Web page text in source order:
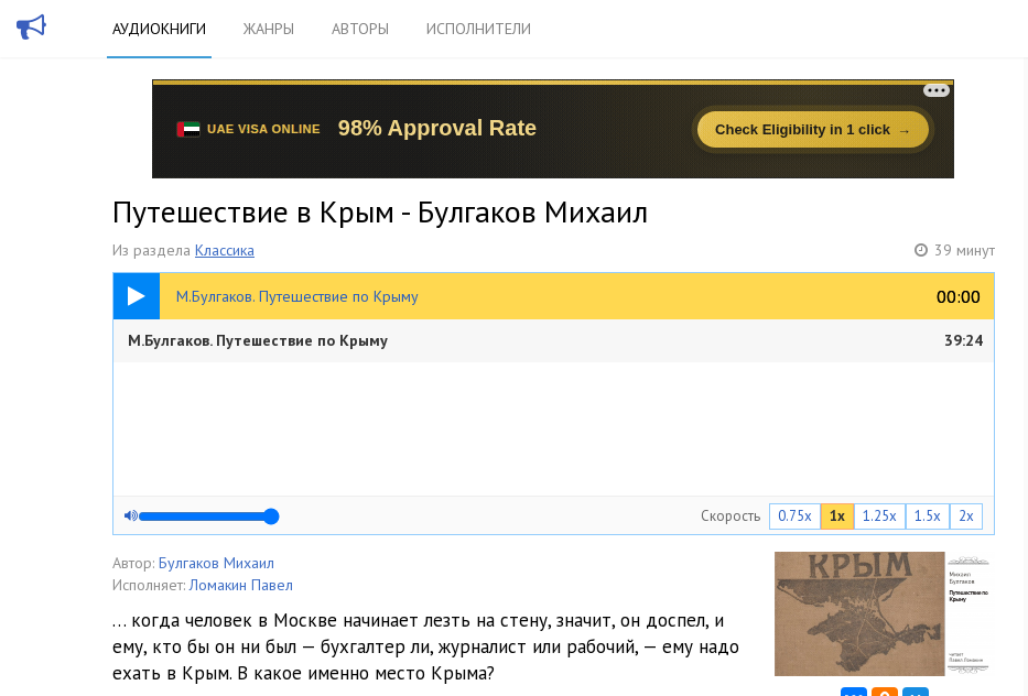
АУДИОКНИГИ ЖАНРЫ АВТОРЫ ИСПОЛНИТЕЛИ
Путешествие в Крым - Булгаков Михаил
Из раздела Классика 39 минут
М.Булгаков. Путешествие по Крыму 00:00
00:00
39:24
М.Булгаков. Путешествие по Крыму 39:24
Скорость 0.75x 1x 1.25x 1.5x 2x
Автор: Булгаков Михаил
Исполняет: Ломакин Павел
… когда человек в Москве начинает лезть на стену, значит, он доспел, и
ему, кто бы он ни был — бухгалтер ли, журналист или рабочий, — ему надо
ехать в Крым. В какое именно место Крыма?